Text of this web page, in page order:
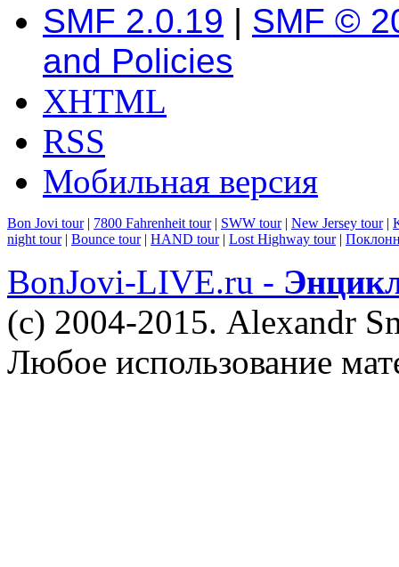
SMF 2.0.19 | SMF ©
and Policies
XHTML
RSS
Мобильная версия
Bon Jovi tour| 7800 Fahrenheit tour| SWW tour| New Jersey tour|
night tour| Bounce tour| HAND tour| Lost Highway tour|
BonJovi-LIVE.ru -
(c) 2004-2015. Alexandr
Любое использование